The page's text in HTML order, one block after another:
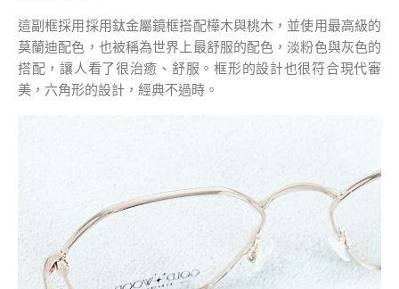
這副框採用採用鈦金屬鏡框搭配樺木與桃木，並使用最高級的
莫蘭迪配色，也被稱為世界上最舒服的配色，淡粉色與灰色的
搭配，讓人看了很治癒、舒服。框形的設計也很符合現代審
美，六角形的設計，經典不過時。